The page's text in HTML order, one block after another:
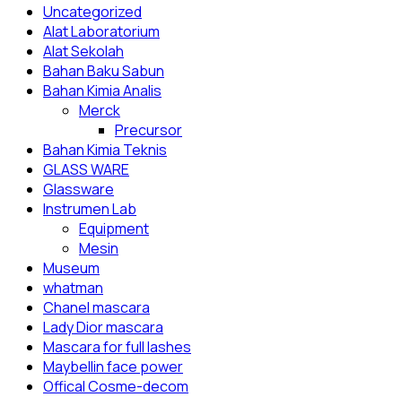
Uncategorized
Alat Laboratorium
Alat Sekolah
Bahan Baku Sabun
Bahan Kimia Analis
Merck
Precursor
Bahan Kimia Teknis
GLASS WARE
Glassware
Instrumen Lab
Equipment
Mesin
Museum
whatman
Chanel mascara
Lady Dior mascara
Mascara for full lashes
Maybellin face power
Offical Cosme-decom